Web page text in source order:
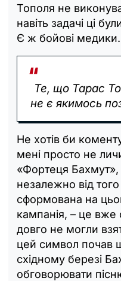
Тополя не
навіть задачі ці
Є ж бойові медики.
Те, що Тарас
не є якимось
Не хотів би
мені просто не
«Фортеця Бахмут»,
незалежно від
сформована на
кампанія, – це
довго не могли
цей символ почав
східному березі
обговорювати